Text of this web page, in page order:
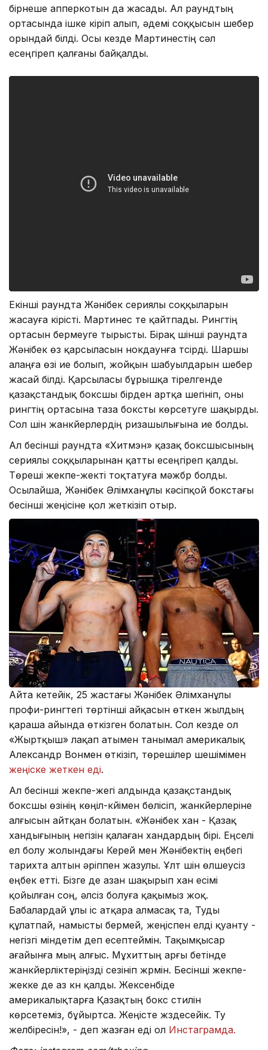
бірнеше апперкотын да жасады. Ал раундтың
ортасында ішке кіріп алып, әдемі соққысын шебер
орындай білді. Осы кезде Мартинестің сәл
есеңгіреп қалғаны байқалды.
Екінші раундта Жәнібек сериялы соққыларын
жасауға кірісті. Мартинес те қайтпады. Рингтің
ортасын бермеуге тырысты. Бірақ үшінші раундта
Жәнібек өз қарсыласын нокдаунға түсірді. Шаршы
алаңға өзі ие болып, жойқын шабуылдарын шебер
жасай білді. Қарсыласы бұрышқа тірелгенде
қазақстандық боксшы бірден артқа шегініп, оны
рингтің ортасына таза боксты көрсетуге шақырды.
Сол үшін жанкүйерлердің ризашылығына ие болды.
Ал бесінші раундта «Хитмэн» қазақ боксшысының
сериялы соққыларынан қатты есеңгіреп қалды.
Төреші жекпе-жекті тоқтатуға мәжбүр болды.
Осылайша, Жәнібек Әлімxанұлы кәсіпқой бокстағы
бесінші жеңісіне қол жеткізіп отыр.
Айта кетейік, 25 жастағы Жәнібек Әлімxанұлы
профи-рингтегі төртінші айқасын өткен жылдың
қараша айында өткізген болатын. Сол кезде ол
«Жыртқыш» лақап атымен танымал америкалық
Александр Вонмен өткізіп, төрешілер шешімімен
жеңіске жеткен еді.
Ал бесінші жекпе-жегі алдында қазақстандық
боксшы өзінің көңіл-күйімен бөлісіп, жанкүйерлеріне
алғысын айтқан болатын. «Жәнібек хан - Қазақ
хандығының негізін қалаған хандардың бірі. Еңселі
ел болу жолындағы Керей мен Жәнібектің еңбегі
тарихта алтын әріппен жазулы. Ұлт үшін өлшеусіз
еңбек етті. Бізге де азан шақырып хан есімі
қойылған соң, әлсіз болуға қақымыз жоқ.
Бабалардай ұлы іс атқара алмасақ та, Туды
құлатпай, намысты бермей, жеңіспен елді қуанту -
негізгі міндетім деп есептеймін. Тақымқысар
ағайынға мың алғыс. Мұхиттың арғы бетінде
жанкүйерліктеріңізді сезініп жүрмін. Бесінші жекпе-
жекке де аз күн қалды. Жексенбіде
америкалықтарға Қазақтың бокс стилін
көрсетеміз, бұйыртса. Жеңісте жүздесейік. Ту
желбіресін!», - деп жазған еді ол Инстаграмда.